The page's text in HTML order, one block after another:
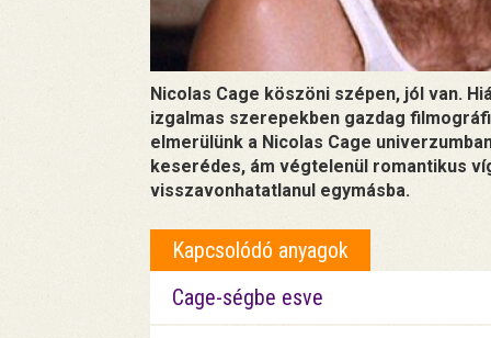
Nicolas Cage köszöni szépen, jól van.
izgalmas szerepekben gazdag
elmerülünk a Nicolas Cage
keserédes, ám végtelenül romantikus
visszavonhatatlanul egymásba.
Kapcsolódó anyagok
Cage-ségbe esve